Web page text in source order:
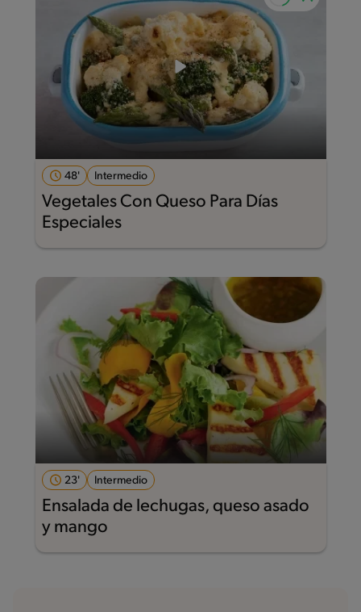
48' Intermedio
Vegetales Con Queso Para Días
Especiales
23' Intermedio
Ensalada de lechugas, queso asado
y mango